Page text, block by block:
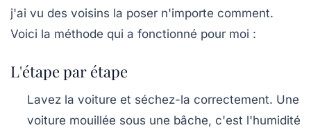
j'ai vu des voisins la poser n'importe comment.
Voici la méthode qui a fonctionné pour moi :
L'étape par étape
Lavez la voiture et séchez-la correctement. Une
voiture mouillée sous une bâche, c'est l'humidité